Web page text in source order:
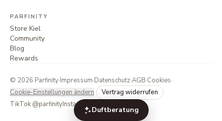
Duftberatung
PARFINITY
Store Kiel
Community
Blog
Rewards
© 2026 Parfinity·Impressum·Datenschutz·AGB·Cookies·
Cookie-Einstellungen ändern
Vertrag widerrufen
TikTok @parfinityInstagram @parfinity.de